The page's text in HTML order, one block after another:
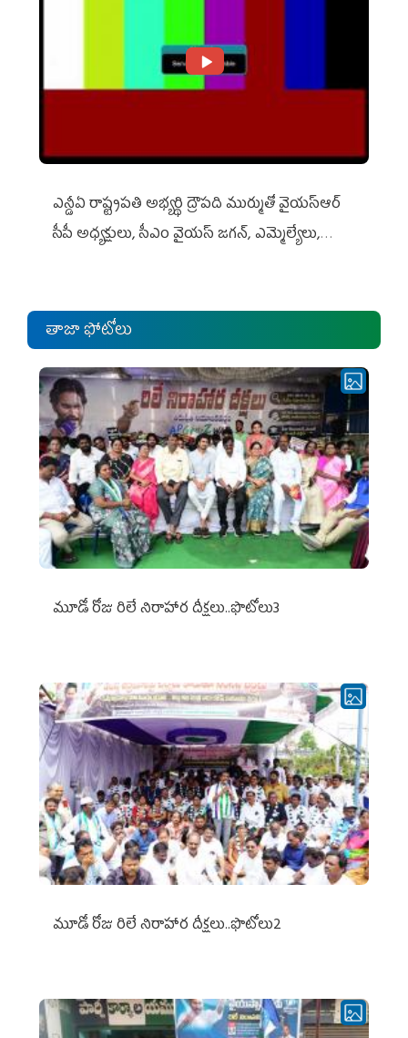
ఎన్డీఏ రాష్ట్ర‌ప‌తి అభ్య‌ర్థి ద్రౌప‌ది ముర్ముతో వైయ‌స్ఆర్
సీపీ అధ్య‌క్షులు, సీఎం వైయ‌స్ జ‌గ‌న్, ఎమ్మెల్యేలు,
తాజా ఫోటోలు
మూడో రోజు రిలే నిరాహార దీక్షలు..ఫొటోలు3
మూడో రోజు రిలే నిరాహార దీక్షలు..ఫొటోలు2